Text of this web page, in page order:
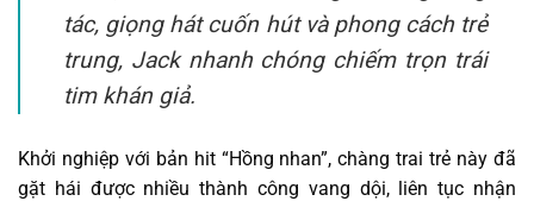
tác, giọng hát cuốn hút và phong cách trẻ
trung, Jack nhanh chóng chiếm trọn trái
tim khán giả.
Khởi nghiệp với bản hit “Hồng nhan”, chàng trai trẻ này đã
gặt hái được nhiều thành công vang dội, liên tục nhận